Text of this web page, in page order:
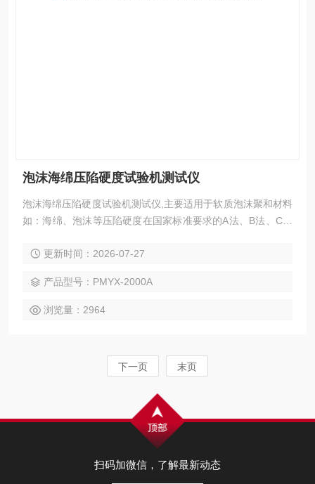
泡沫海绵压陷硬度试验机测试仪
泡沫海绵压陷硬度试验机测试仪,主要适用于软质泡沫聚和材料
如：海绵、泡沫等压陷硬度在国家标准要求的A法、B法、C法
测试，测定海绵、泡沫等材料的凹入硬度指数、凹入硬度特
更新时间：2026-07-27
产品型号：PMYX-2000A
浏览量：2964
下一页 末页
扫码加微信，了解最新动态